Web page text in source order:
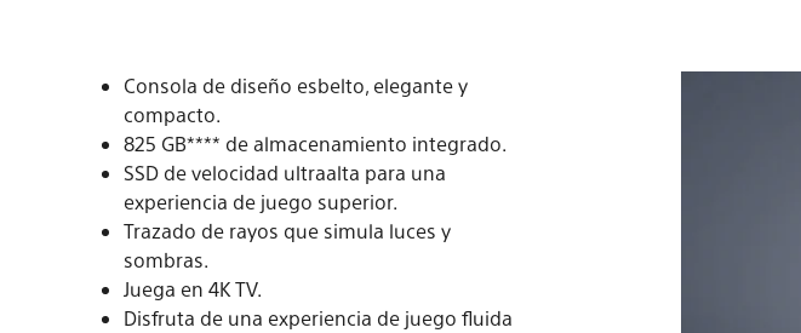
Consola de diseño esbelto, elegante y
compacto.
825 GB**** de almacenamiento integrado.
SSD de velocidad ultraalta para una
experiencia de juego superior.
Trazado de rayos que simula luces y
sombras.
Juega en 4K TV.
Disfruta de una experiencia de juego fluida